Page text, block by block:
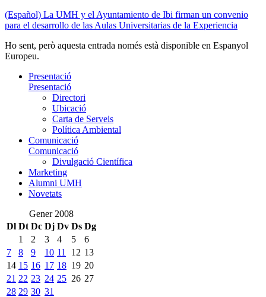
(Español) La UMH y el Ayuntamiento de Ibi firman un convenio
para el desarrollo de las Aulas Universitarias de la Experiencia
Ho sent, però aquesta entrada només està disponible en Espanyol
Europeu.
Presentació
Presentació
Directori
Ubicació
Carta de Serveis
Política Ambiental
Comunicació
Comunicació
Divulgació Científica
Marketing
Alumni UMH
Novetats
Gener 2008
Dl Dt Dc Dj Dv Ds Dg
1
2 3 4 5
6
7
8 9 10 11 12 13
14 15 16 17 18 19 20
21 22 23 24 25 26 27
28 29 30 31